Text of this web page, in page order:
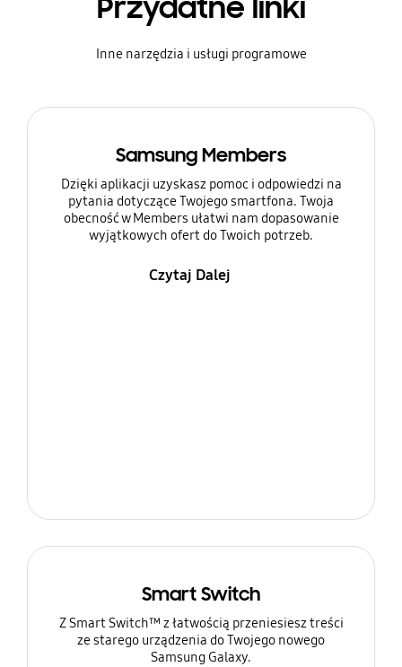
Przydatne linki
Inne narzędzia i usługi programowe
Samsung Members
Dzięki aplikacji uzyskasz pomoc i odpowiedzi na
pytania dotyczące Twojego smartfona. Twoja
obecność w Members ułatwi nam dopasowanie
wyjątkowych ofert do Twoich potrzeb.
Czytaj Dalej
Smart Switch
Z Smart Switch™ z łatwością przeniesiesz treści
ze starego urządzenia do Twojego nowego
Samsung Galaxy.